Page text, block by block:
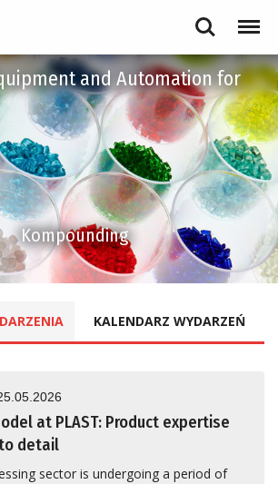
Search Menu
and Automation for
Kompounding
KALENDARZ WYDARZEŃ
at PLAST: Product expertise
detail
sector is undergoing a period of